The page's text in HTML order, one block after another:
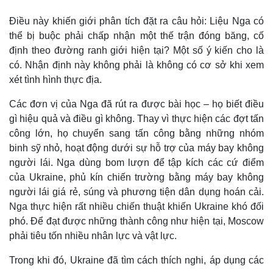
Thế giới
Quan sát
Cuộc sống đó đây
Multimedia
Video
Ảnh
Infographic
Điều này khiến giới phân tích đặt ra câu hỏi: Liệu Nga có
thể bị buộc phải chấp nhận một thế trận đóng băng, cố
định theo đường ranh giới hiện tại? Một số ý kiến cho là
có. Nhận định này không phải là không có cơ sở khi xem
xét tình hình thực địa.
Các đơn vị của Nga đã rút ra được bài học – họ biết điều
gì hiệu quả và điều gì không. Thay vì thực hiện các đợt tấn
công lớn, họ chuyển sang tấn công bằng những nhóm
binh sỹ nhỏ, hoạt động dưới sự hỗ trợ của máy bay không
người lái. Nga dùng bom lượn để tập kích các cứ điểm
của Ukraine, phủ kín chiến trường bằng máy bay không
người lái giá rẻ, súng và phương tiện dân dụng hoán cải.
Nga thực hiện rất nhiều chiến thuật khiến Ukraine khó đối
phó. Để đạt được những thành công như hiện tại, Moscow
phải tiêu tốn nhiều nhân lực và vật lực.
Trong khi đó, Ukraine đã tìm cách thích nghi, áp dụng các